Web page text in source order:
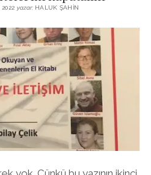
yazar:HALUK ŞAHIN